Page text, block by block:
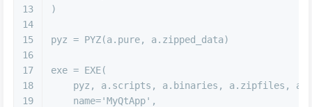
13
14
15
16
17
18
19
)
pyz = PYZ(a.pure, a.zipped_data)
exe = EXE(
pyz, a.scripts, a.binaries, a.zipfiles,
    name=
'MyQtApp' ,